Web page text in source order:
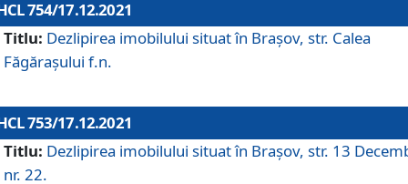
754/17.12.2021
Titlu: Dezlipirea imobilului situat în Brașov, str. Calea
Făgărașului f.n.
753/17.12.2021
Titlu: Dezlipirea imobilului situat în Brașov, str. 13
nr. 22.